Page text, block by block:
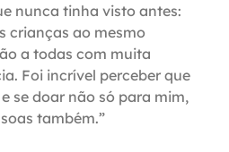
nunca tinha visto antes:
crianças ao mesmo
a todas com muita
Foi incrível perceber que
se doar não só para mim,
também.”